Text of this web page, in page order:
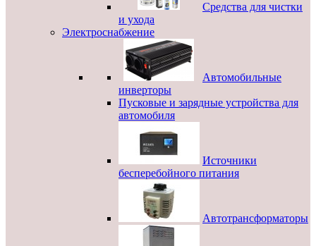
Средства для чистки
и ухода
Электроснабжение
Автомобильные
инверторы
Пусковые и зарядные устройства для
автомобиля
Источники
бесперебойного питания
Автотрансформаторы